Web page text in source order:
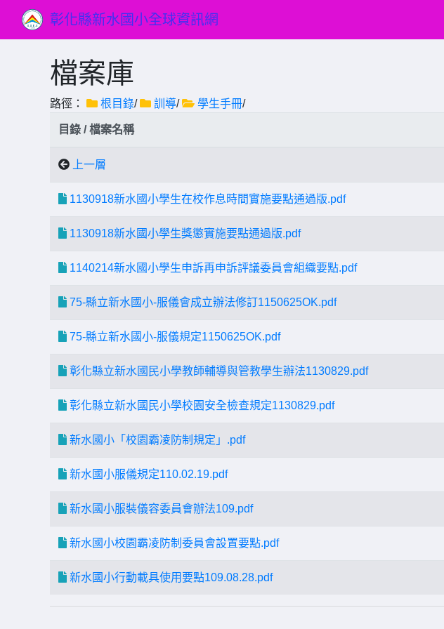
彰化縣新水國小全球資訊網
檔案庫
路徑： 根目錄/ 訓導/ 學生手冊/
目錄 / 檔案名稱
上一層
1130918新水國小學生在校作息時間實施要點通過版.pdf
1130918新水國小學生獎懲實施要點通過版.pdf
1140214新水國小學生申訴再申訴評議委員會組織要點.pdf
75-縣立新水國小-服儀會成立辦法修訂1150625OK.pdf
75-縣立新水國小-服儀規定1150625OK.pdf
彰化縣立新水國民小學教師輔導與管教學生辦法1130829.pdf
彰化縣立新水國民小學校園安全檢查規定1130829.pdf
新水國小「校園霸凌防制規定」.pdf
新水國小服儀規定110.02.19.pdf
新水國小服裝儀容委員會辦法109.pdf
新水國小校園霸凌防制委員會設置要點.pdf
新水國小行動載具使用要點109.08.28.pdf